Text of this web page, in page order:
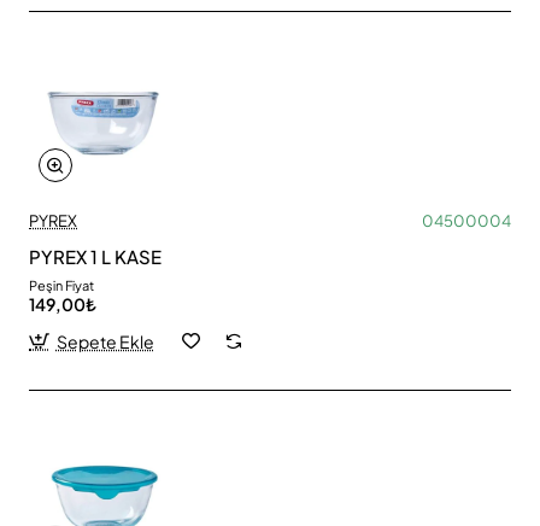
PYREX 04500004
PYREX 1 L KASE
Peşin Fiyat
149,00₺
Sepete Ekle